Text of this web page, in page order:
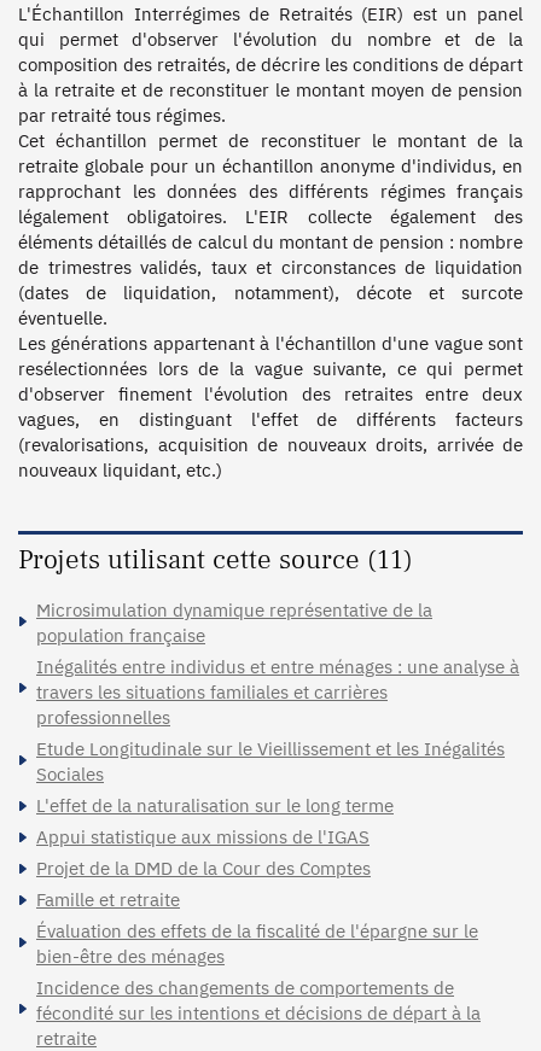
L'Échantillon Interrégimes de Retraités (EIR) est un panel
qui permet d'observer l'évolution du nombre et de la
composition des retraités, de décrire les conditions de départ
à la retraite et de reconstituer le montant moyen de pension
par retraité tous régimes.
Cet échantillon permet de reconstituer le montant de la
retraite globale pour un échantillon anonyme d'individus, en
rapprochant les données des différents régimes français
légalement obligatoires. L'EIR collecte également des
éléments détaillés de calcul du montant de pension : nombre
de trimestres validés, taux et circonstances de liquidation
(dates de liquidation, notamment), décote et surcote
éventuelle.
Les générations appartenant à l'échantillon d'une vague sont
resélectionnées lors de la vague suivante, ce qui permet
d'observer finement l'évolution des retraites entre deux
vagues, en distinguant l'effet de différents facteurs
(revalorisations, acquisition de nouveaux droits, arrivée de
nouveaux liquidant, etc.)
Projets utilisant cette source (11)
Microsimulation dynamique représentative de la
population française
Inégalités entre individus et entre ménages : une analyse à
travers les situations familiales et carrières
professionnelles
Etude Longitudinale sur le Vieillissement et les Inégalités
Sociales
L'effet de la naturalisation sur le long terme
Appui statistique aux missions de l'IGAS
Projet de la DMD de la Cour des Comptes
Famille et retraite
Évaluation des effets de la fiscalité de l'épargne sur le
bien-être des ménages
Incidence des changements de comportements de
fécondité sur les intentions et décisions de départ à la
retraite